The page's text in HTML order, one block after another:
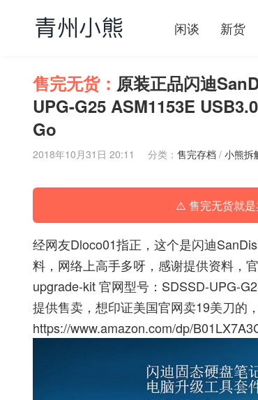
闲谈 新货
售完无货： 原装正品闪迪
UPG-G25 ASM1153E
Go
2018年10月31日 20:11 分类： 售完存档 / 小熊拆
⚠️ 售完无货就
经网友Dloco01指正，这个是闪迪
料，网络上高手多呀，感谢提供资料，
upgrade-kit官网型号：SDSSD-UPG-
提供售卖，想印证美国官网卖19美刀的
https://www.amazon.com/dp/